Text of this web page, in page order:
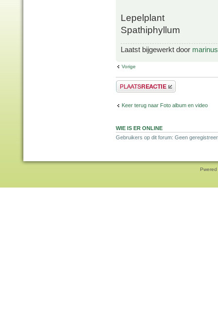
Lepelplant
Spathiphyllum
Laatst bijgewerkt door marinus
Vorige
Plaats een reactie
Keer terug naar Foto album en video
WIE IS ER ONLINE
Gebruikers op dit forum: Geen